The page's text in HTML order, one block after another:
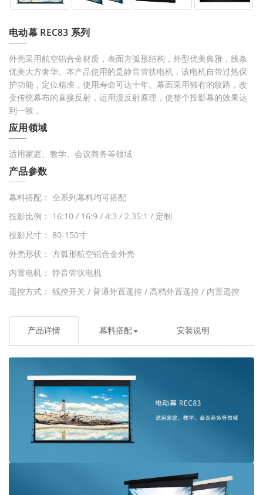
电动幕 REC83 系列
外壳采用航空铝合金材质，表面方弧形结构，外型优美典雅，线条
优美大方奢华。本产品使用的是静音管状电机，该电机自带过热保
护功能，定位精准，使用寿命可达十年。幕面采用独有的纹路，改
变传统幕布的直接反射，运用漫反射原理，使整个投影幕的效果达
到一致 。
应用领域
适用家庭、教学、会议商务等领域
产品参数
幕料搭配： 全系列幕料均可搭配
投影比例： 16:10 / 16:9 / 4:3 / 2.35:1 / 定制
投影尺寸： 80-150寸
外壳形状： 方弧形航空铝合金外壳
内置电机： 静音管状电机
遥控方式： 线控开关 / 普通外置遥控 / 高档外置遥控 / 内置遥控
产品详情 幕料搭配 安装说明